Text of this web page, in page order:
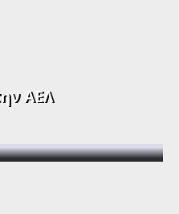
ΑΕΛ